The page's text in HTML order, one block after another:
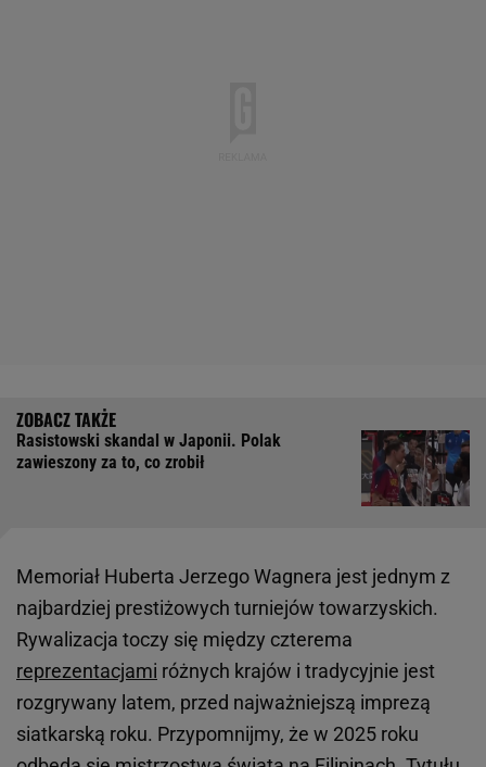
Rasistowski skandal w Japonii. Polak
zawieszony za to, co zrobił
Memoriał Huberta Jerzego Wagnera jest jednym z
najbardziej prestiżowych turniejów towarzyskich.
Rywalizacja toczy się między czterema
reprezentacjami różnych krajów i tradycyjnie jest
rozgrywany latem, przed najważniejszą imprezą
siatkarską roku. Przypomnijmy, że w 2025 roku